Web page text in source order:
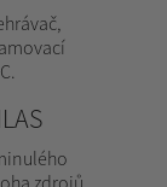
zdrojů,